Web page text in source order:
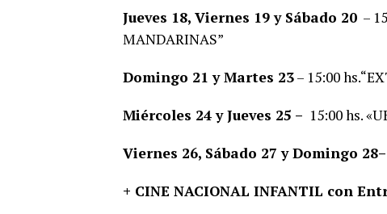
Jueves 18, Viernes 19 y Sábado 20 –
MANDARINAS”
Domingo 21 y Martes 23– 15:00
Miércoles 24 y Jueves 25 – 15:00 hs.
Viernes 26, Sábado 27 y Domingo 28–
+ CINE NACIONAL INFANTIL con